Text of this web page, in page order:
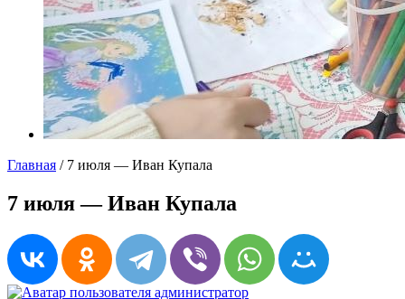
Главная / 7 июля — Иван Купала
7 июля — Иван Купала